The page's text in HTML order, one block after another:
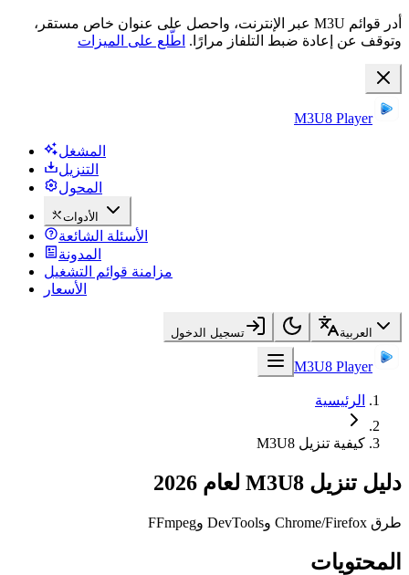
أدر قوائم M3U عبر الإنترنت، واحصل على عنوان خاص مستقر،
وتوقف عن إعادة ضبط التلفاز مرارًا. اطّلع على الميزات
M3U8 Player
المشغل
التنزيل
المحول
الأدوات
الأسئلة الشائعة
المدونة
مزامنة قوائم التشغيل
الأسعار
العربية تسجيل الدخول
M3U8 Player
الرئيسية
كيفية تنزيل M3U8
دليل تنزيل M3U8 لعام 2026
طرق Chrome/Firefox وDevTools وFFmpeg
المحتويات